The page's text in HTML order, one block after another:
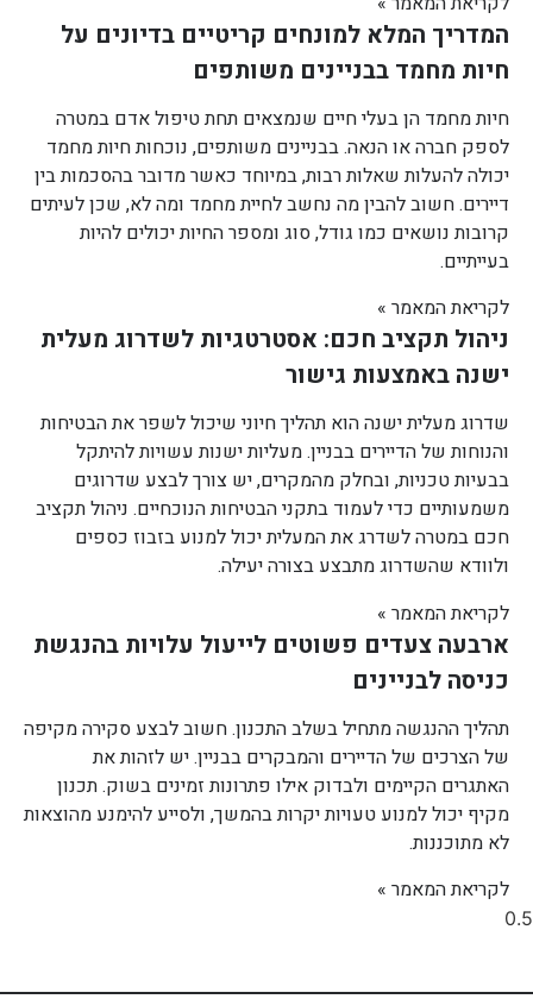
המדריך המלא למונחים קריטיים בדיונים על
חיות מחמד בבניינים משותפים
חיות מחמד הן בעלי חיים שנמצאים תחת טיפול אדם במטרה
לספק חברה או הנאה. בבניינים משותפים, נוכחות חיות מחמד
יכולה להעלות שאלות רבות, במיוחד כאשר מדובר בהסכמות בין
דיירים. חשוב להבין מה נחשב לחיית מחמד ומה לא, שכן לעיתים
קרובות נושאים כמו גודל, סוג ומספר החיות יכולים להיות
בעייתיים.
לקריאת המאמר »
ניהול תקציב חכם: אסטרטגיות לשדרוג מעלית
ישנה באמצעות גישור
שדרוג מעלית ישנה הוא תהליך חיוני שיכול לשפר את הבטיחות
והנוחות של הדיירים בבניין. מעליות ישנות עשויות להיתקל
בבעיות טכניות, ובחלק מהמקרים, יש צורך לבצע שדרוגים
משמעותיים כדי לעמוד בתקני הבטיחות הנוכחיים. ניהול תקציב
חכם במטרה לשדרג את המעלית יכול למנוע בזבוז כספים
ולוודא שהשדרוג מתבצע בצורה יעילה.
לקריאת המאמר »
ארבעה צעדים פשוטים לייעול עלויות בהנגשת
כניסה לבניינים
תהליך ההנגשה מתחיל בשלב התכנון. חשוב לבצע סקירה מקיפה
של הצרכים של הדיירים והמבקרים בבניין. יש לזהות את
האתגרים הקיימים ולבדוק אילו פתרונות זמינים בשוק. תכנון
מקיף יכול למנוע טעויות יקרות בהמשך, ולסייע להימנע מהוצאות
לא מתוכננות.
לקריאת המאמר »